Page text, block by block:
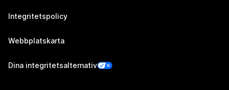
Integritetspolicy
Webbplatskarta
Dina integritetsalternativ